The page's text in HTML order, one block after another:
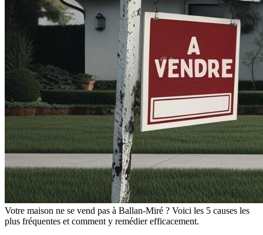
Votre maison ne se vend pas à Ballan-Miré ? Voici les 5 causes les
plus fréquentes et comment y remédier efficacement.